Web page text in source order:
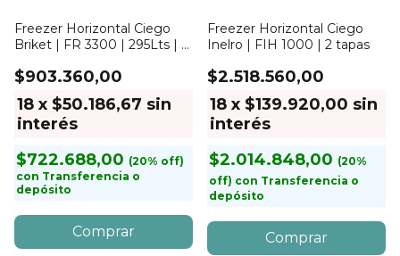
Freezer Horizontal Ciego
Briket | FR 3300 | 295Lts | 1
$903.360,00
18 x $50.186,67 sin
interés
$722.688,00
con Transferencia o
depósito
Freezer Horizontal Ciego
Inelro | FIH 1000 | 2 tapas
$2.518.560,00
18 x $139.920,00 sin
interés
$2.014.848,00
con Transferencia o
depósito